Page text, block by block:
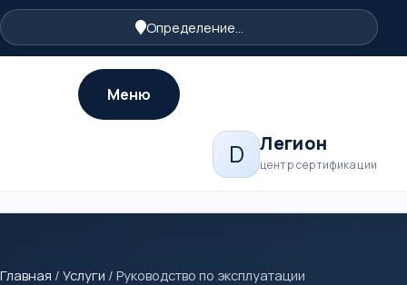
Определение...
D Легион
центр сертификации
Меню
Главная / Услуги / Руководство по эксплуатации